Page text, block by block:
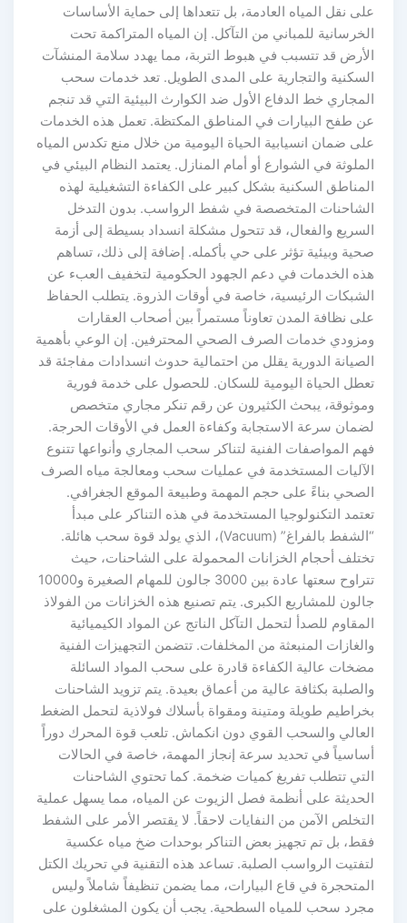
على نقل المياه العادمة، بل تتعداها إلى حماية الأساسات
الخرسانية للمباني من التآكل. إن المياه المتراكمة تحت
الأرض قد تتسبب في هبوط التربة، مما يهدد سلامة المنشآت
السكنية والتجارية على المدى الطويل. تعد خدمات سحب
المجاري خط الدفاع الأول ضد الكوارث البيئية التي قد تنجم
عن طفح البيارات في المناطق المكتظة. تعمل هذه الخدمات
على ضمان انسيابية الحياة اليومية من خلال منع تكدس المياه
الملوثة في الشوارع أو أمام المنازل. يعتمد النظام البيئي في
المناطق السكنية بشكل كبير على الكفاءة التشغيلية لهذه
الشاحنات المتخصصة في شفط الرواسب. بدون التدخل
السريع والفعال، قد تتحول مشكلة انسداد بسيطة إلى أزمة
صحية وبيئية تؤثر على حي بأكمله. إضافة إلى ذلك، تساهم
هذه الخدمات في دعم الجهود الحكومية لتخفيف العبء عن
الشبكات الرئيسية، خاصة في أوقات الذروة. يتطلب الحفاظ
على نظافة المدن تعاوناً مستمراً بين أصحاب العقارات
ومزودي خدمات الصرف الصحي المحترفين. إن الوعي بأهمية
الصيانة الدورية يقلل من احتمالية حدوث انسدادات مفاجئة قد
تعطل الحياة اليومية للسكان. للحصول على خدمة فورية
وموثوقة، يبحث الكثيرون عن رقم تنكر مجاري متخصص
لضمان سرعة الاستجابة وكفاءة العمل في الأوقات الحرجة.
فهم المواصفات الفنية لتناكر سحب المجاري وأنواعها تتنوع
الآليات المستخدمة في عمليات سحب ومعالجة مياه الصرف
الصحي بناءً على حجم المهمة وطبيعة الموقع الجغرافي.
تعتمد التكنولوجيا المستخدمة في هذه التناكر على مبدأ
“الشفط بالفراغ” (Vacuum)، الذي يولد قوة سحب هائلة.
تختلف أحجام الخزانات المحمولة على الشاحنات، حيث
تتراوح سعتها عادة بين 3000 جالون للمهام الصغيرة و10000
جالون للمشاريع الكبرى. يتم تصنيع هذه الخزانات من الفولاذ
المقاوم للصدأ لتحمل التآكل الناتج عن المواد الكيميائية
والغازات المنبعثة من المخلفات. تتضمن التجهيزات الفنية
مضخات عالية الكفاءة قادرة على سحب المواد السائلة
والصلبة بكثافة عالية من أعماق بعيدة. يتم تزويد الشاحنات
بخراطيم طويلة ومتينة ومقواة بأسلاك فولاذية لتحمل الضغط
العالي والسحب القوي دون انكماش. تلعب قوة المحرك دوراً
أساسياً في تحديد سرعة إنجاز المهمة، خاصة في الحالات
التي تتطلب تفريغ كميات ضخمة. كما تحتوي الشاحنات
الحديثة على أنظمة فصل الزيوت عن المياه، مما يسهل عملية
التخلص الآمن من النفايات لاحقاً. لا يقتصر الأمر على الشفط
فقط، بل تم تجهيز بعض التناكر بوحدات ضخ مياه عكسية
لتفتيت الرواسب الصلبة. تساعد هذه التقنية في تحريك الكتل
المتحجرة في قاع البيارات، مما يضمن تنظيفاً شاملاً وليس
مجرد سحب للمياه السطحية. يجب أن يكون المشغلون على